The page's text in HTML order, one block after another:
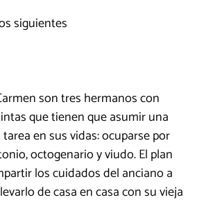
siguientes
son tres hermanos con
que tienen que asumir una
en sus vidas: ocuparse por
octogenario y viudo. El plan
los cuidados del anciano a
de casa en casa con su vieja